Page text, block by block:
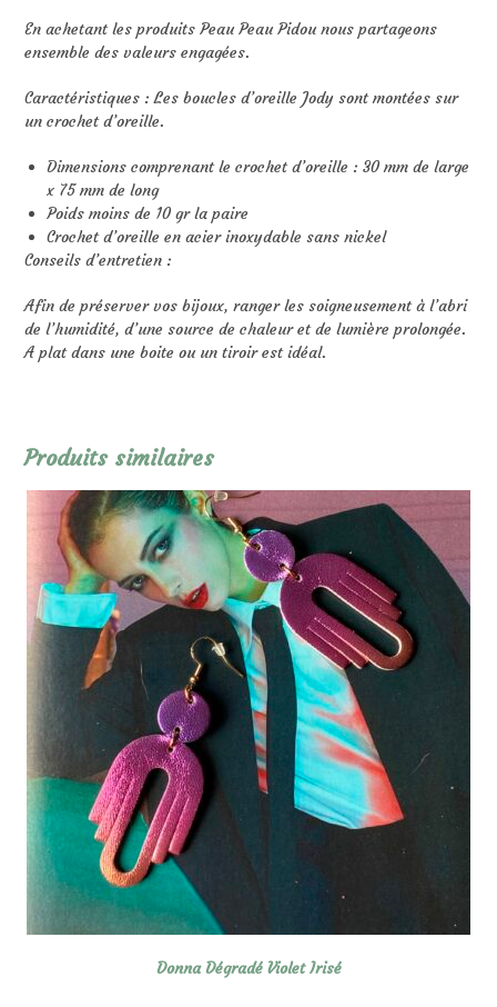
En achetant les produits Peau Peau Pidou nous partageons
ensemble des valeurs engagées.
Caractéristiques : Les boucles d’oreille Jody sont montées sur
un crochet d’oreille.
Dimensions comprenant le crochet d’oreille : 30 mm de large
x 75 mm de long
Poids moins de 10 gr la paire
Crochet d’oreille en acier inoxydable sans nickel
Conseils d’entretien :
Afin de préserver vos bijoux, ranger les soigneusement à l’abri
de l’humidité, d’une source de chaleur et de lumière prolongée.
A plat dans une boite ou un tiroir est idéal.
Produits similaires
Donna Dégradé Violet Irisé